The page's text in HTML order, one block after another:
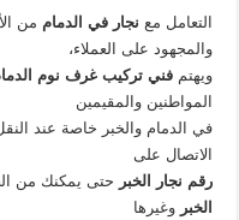
التعامل مع نجار في الدمام من
والمجهود على العملاء،
ويهتمفني تركيب غرف نوم
المواطنين والمقيمين
في الدمام والخبر خاصة عند
الاتصال على
رقم نجار الخبر حتى يمكنك من
الخبروغيرها